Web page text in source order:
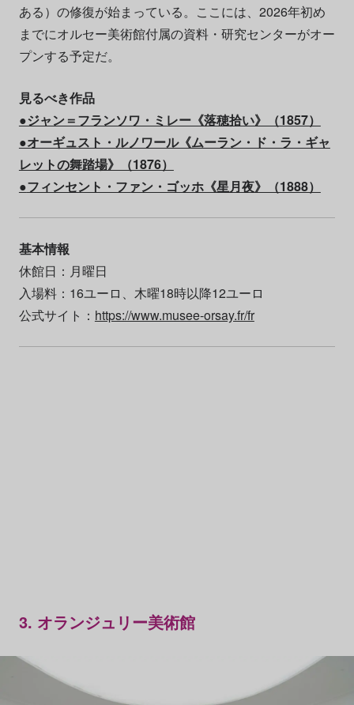
ある）の修復が始まっている。ここには、2026年初め
までにオルセー美術館付属の資料・研究センターがオー
プンする予定だ。
見るべき作品
●ジャン＝フランソワ・ミレー《落穂拾い》（1857）
●オーギュスト・ルノワール《ムーラン・ド・ラ・ギャ
レットの舞踏場》（1876）
●フィンセント・ファン・ゴッホ《星月夜》（1888）
基本情報
休館日：月曜日
入場料：16ユーロ、木曜18時以降12ユーロ
公式サイト： https://www.musee-orsay.fr/fr
3. オランジュリー美術館